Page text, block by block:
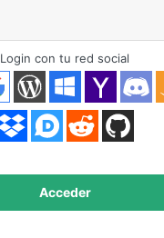
Acceder
Login con tu red social